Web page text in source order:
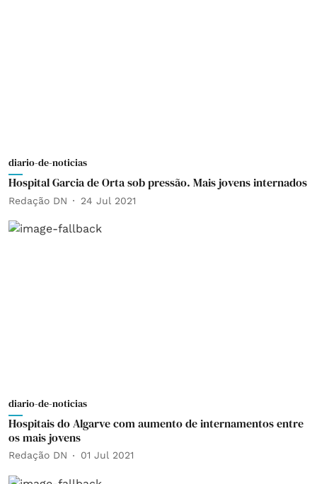
diario-de-noticias
Hospital Garcia de Orta sob pressão. Mais jovens internados
Redação DN 24 Jul 2021
diario-de-noticias
Hospitais do Algarve com aumento de internamentos entre
os mais jovens
Redação DN 01 Jul 2021